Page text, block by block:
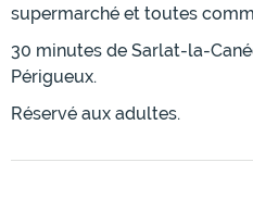
supermarché et toutes
30 minutes de Sarlat-la-
Périgueux.
Réservé aux adultes.